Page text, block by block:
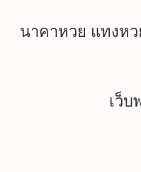
นาคาหวย แทงห
เว็